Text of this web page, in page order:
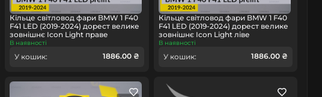
Кільце світловод фари BMW 1 F40
F41 LED (2019-2024) дорест велике
зовнішнє Icon Light праве
В наявності
У кошик: 1886.00 ₴
Кільце світловод фари BMW 1 F40
F41 LED (2019-2024) дорест велике
зовнішнє Icon Light ліве
В наявності
У кошик: 1886.00 ₴